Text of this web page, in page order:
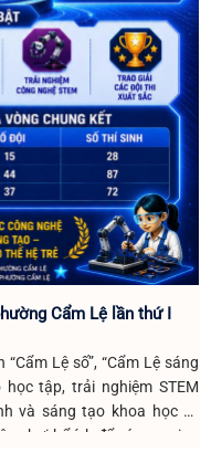
Cẩm Lệ lần thứ I
Lệ số”, “Cẩm Lệ sáng
tập, trải nghiệm STEM
và sáng tạo khoa học kỹ
chơi bổ ích để các em giao